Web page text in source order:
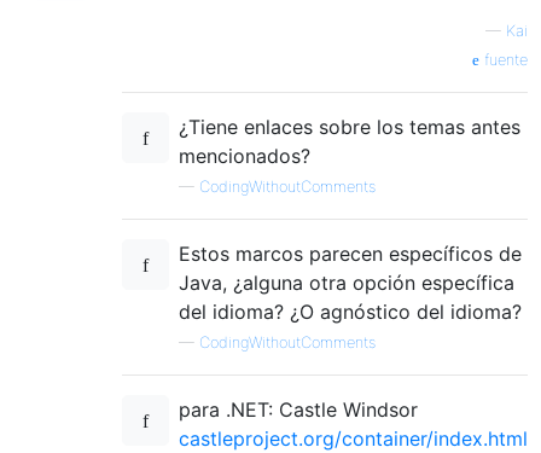
— Kai
fuente
¿Tiene enlaces sobre los temas antes
mencionados?
— CodingWithoutComments
Estos marcos parecen específicos de
Java, ¿alguna otra opción específica
del idioma? ¿O agnóstico del idioma?
— CodingWithoutComments
para .NET: Castle Windsor
castleproject.org/container/index.html